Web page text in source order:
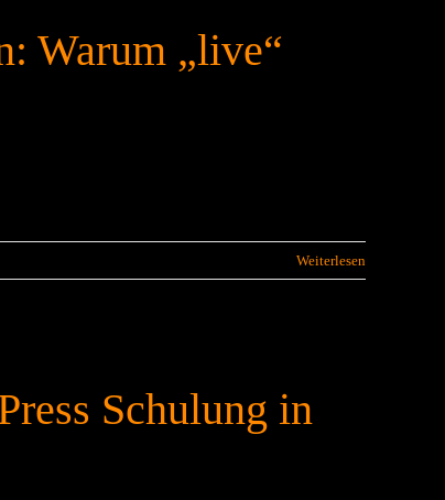
Warum „live“
Weiterlesen
Schulung in